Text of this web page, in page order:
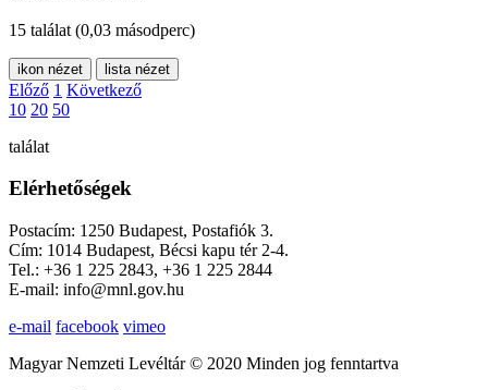
15 találat (0,03 másodperc)
ikon nézet lista nézet
Előző 1 Következő
10 20 50
találat
Elérhetőségek
Postacím: 1250 Budapest, Postafiók 3.
Cím: 1014 Budapest, Bécsi kapu tér 2-4.
Tel.: +36 1 225 2843, +36 1 225 2844
E-mail: info@mnl.gov.hu
e-mail facebook vimeo
Magyar Nemzeti Levéltár © 2020 Minden jog fenntartva